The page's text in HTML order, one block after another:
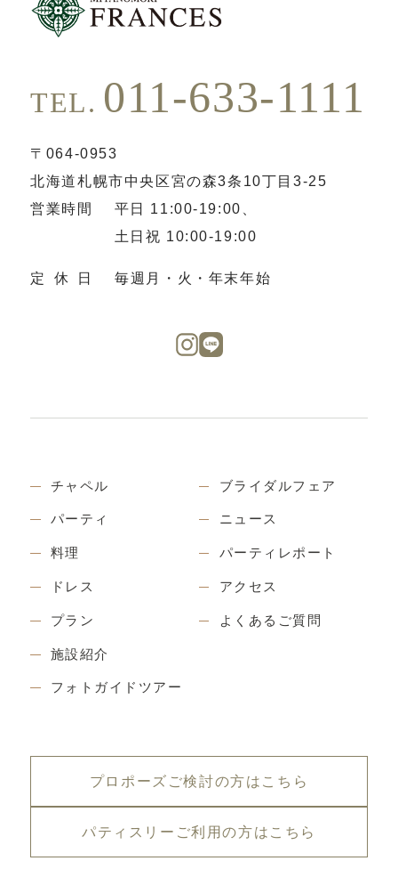
TEL. 011-633-1111
〒064-0953
北海道札幌市中央区宮の森3条10丁目3-25
営業時間
平日 11:00-19:00、
土日祝 10:00-19:00
定休日 毎週月・火・年末年始
チャペル
パーティ
料理
ドレス
プラン
施設紹介
フォトガイドツアー
ブライダルフェア
ニュース
パーティレポート
アクセス
よくあるご質問
プロポーズご検討の方はこちら
パティスリーご利用の方はこちら